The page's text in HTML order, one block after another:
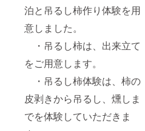
泊と吊るし柿作り体験を用
意しました。
・吊るし柿は、出来立て
をご用意します。
・吊るし柿体験は、柿の
皮剥きから吊るし、燻しま
でを体験していただきま